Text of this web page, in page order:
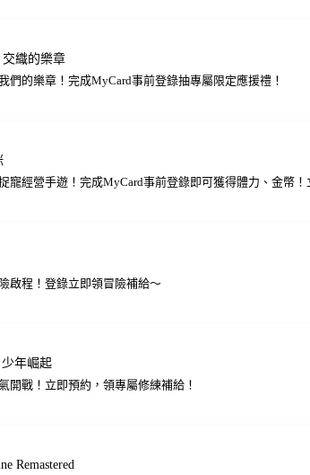
交織的樂章
們的樂章！完成MyCard事前登錄抽專屬限定應援禮！
寵經營手遊！完成MyCard事前登錄即可獲得體力、金幣！
啟程！登錄立即領冒險補給～
年崛起
開戰！立即預約，領專屬修練補給！
Remastered